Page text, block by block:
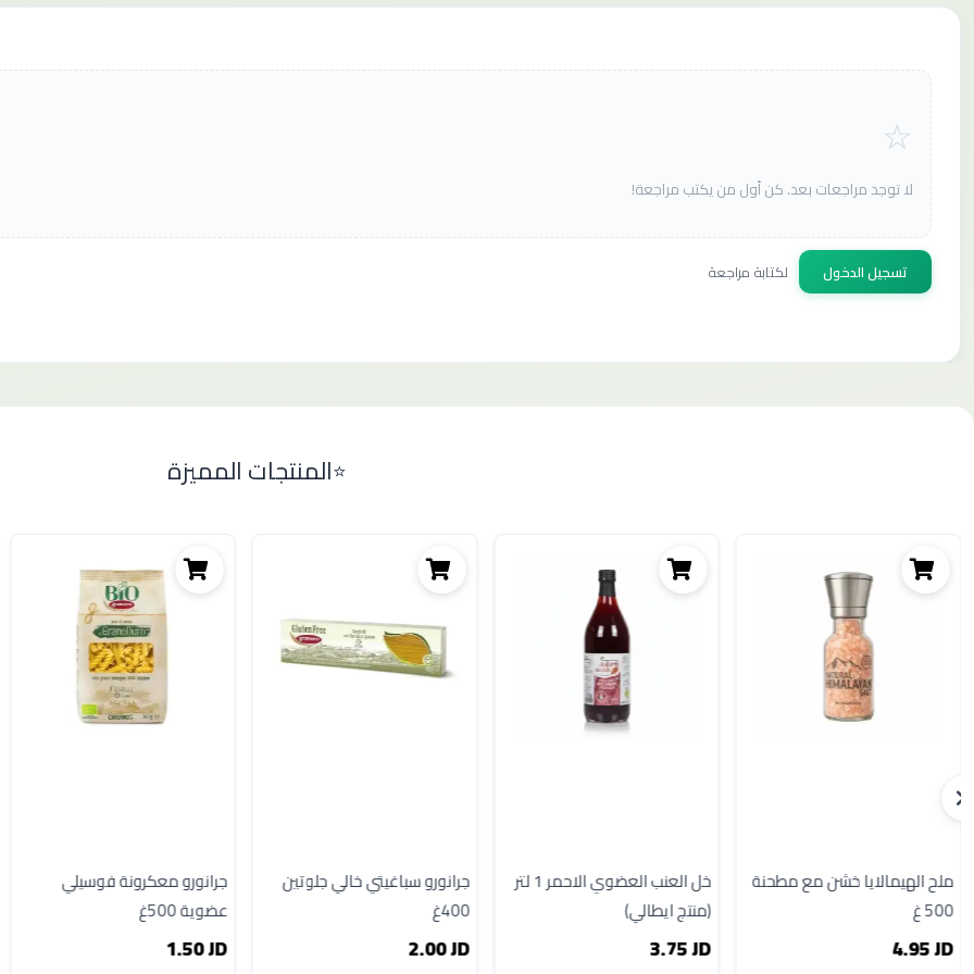
لا توجد مراجعات بعد. كن أول من يكتب مراجعة!
تسجيل الدخول لكتابة مراجعة
المنتجات المميزة
ملح الهيمالايا خشن مع مطحنة
500 غ
4.95 JD
خل العنب العضوي الاحمر 1 لتر
(منتج ايطالي)
3.75 JD
جرانورو سباغيتي خالي جلوتين
400غ
2.00 JD
جرانورو معكرونة فوسيلي
عضوية 500غ
1.50 JD